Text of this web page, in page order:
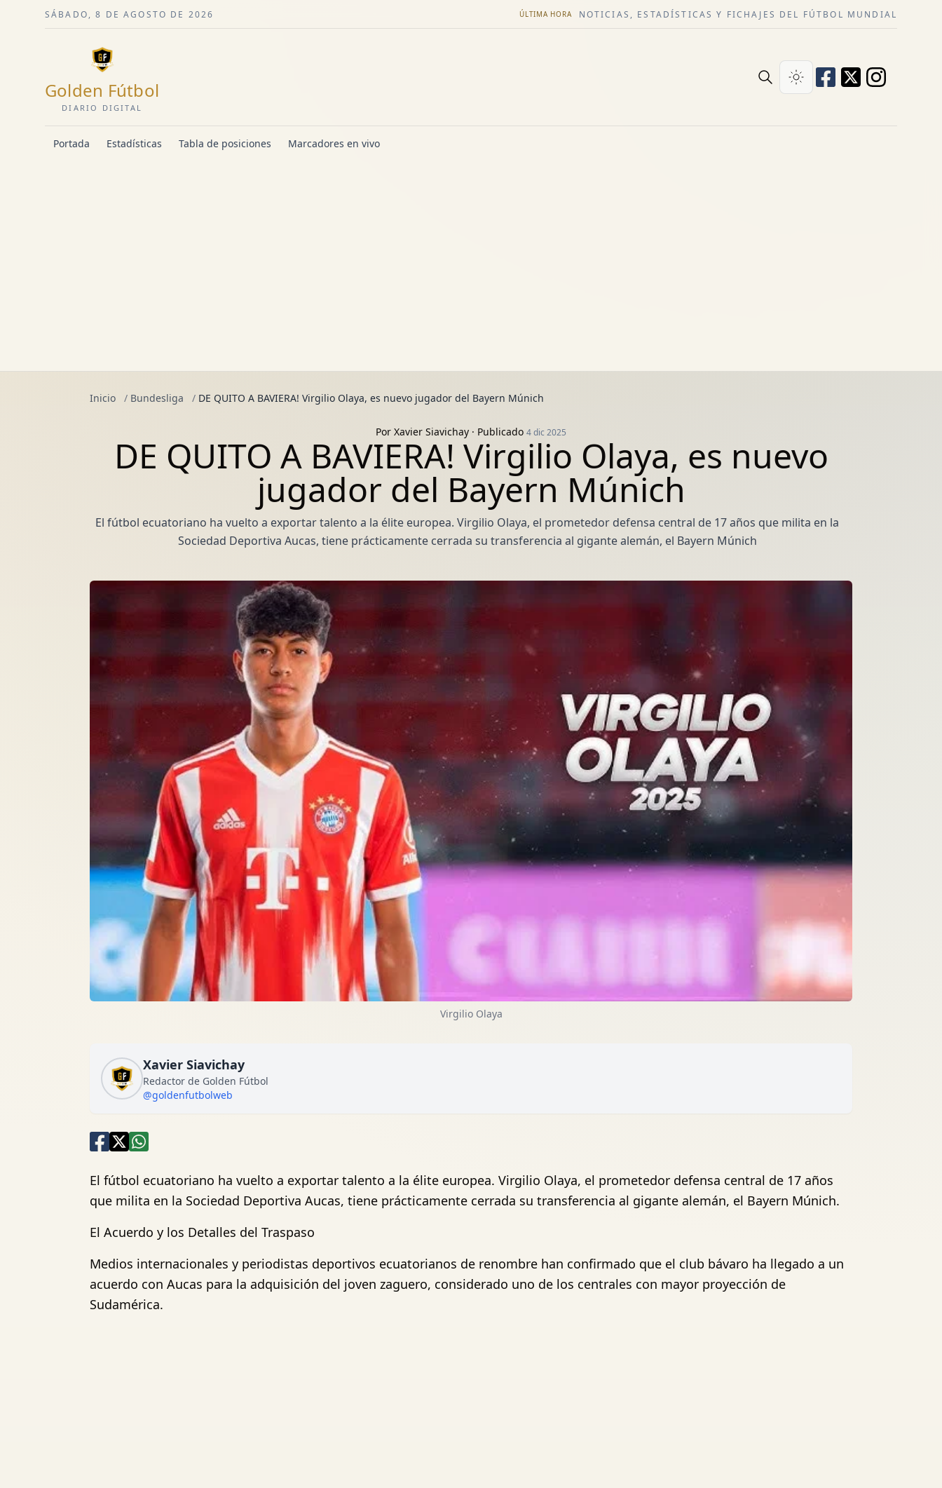
SÁBADO, 8 DE AGOSTO DE 2026 ÚLTIMA HORA NOTICIAS, ESTADÍSTICAS Y FICHAJES DEL FÚTBOL MUNDIAL
Golden Fútbol
DIARIO DIGITAL
Portada Estadísticas Tabla de posiciones Marcadores en vivo
Inicio / Bundesliga / DE QUITO A BAVIERA! Virgilio Olaya, es nuevo jugador del Bayern Múnich
Por Xavier Siavichay · Publicado 4 dic 2025
DE QUITO A BAVIERA! Virgilio Olaya, es nuevo
jugador del Bayern Múnich
El fútbol ecuatoriano ha vuelto a exportar talento a la élite europea. Virgilio Olaya, el prometedor defensa central de 17 años que milita en la
Sociedad Deportiva Aucas, tiene prácticamente cerrada su transferencia al gigante alemán, el Bayern Múnich
Virgilio Olaya
Xavier Siavichay
Redactor de Golden Fútbol
@goldenfutbolweb
El fútbol ecuatoriano ha vuelto a exportar talento a la élite europea. Virgilio Olaya, el prometedor defensa central de 17 años
que milita en la Sociedad Deportiva Aucas, tiene prácticamente cerrada su transferencia al gigante alemán, el Bayern Múnich.
El Acuerdo y los Detalles del Traspaso
Medios internacionales y periodistas deportivos ecuatorianos de renombre han confirmado que el club bávaro ha llegado a un
acuerdo con Aucas para la adquisición del joven zaguero, considerado uno de los centrales con mayor proyección de
Sudamérica.